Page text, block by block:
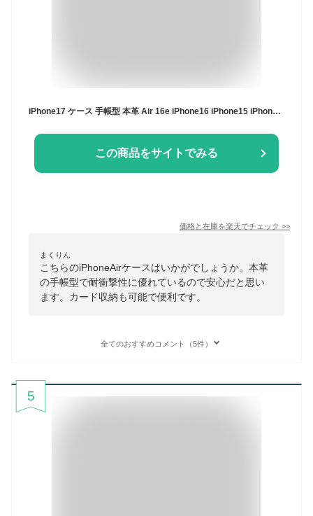
iPhone17 ケース 手帳型 本革 Air 16e iPhone16 iPhone15 iPhone14 iPhoneSE レザー iPhone13 iPhone12 iPhone11 Pro Max Air mini SE3 手帳 アイフォン カバー かっこいい おしゃれ カード収納 シンプル 大人 スマホケース 高級 メンズ レディース HANATORA ハナトラ
この商品をサイトでみる
価格と在庫を楽天でチェック >>
まくりん
こちらのiPhoneAirケースはいかがでしょうか。本革
の手帳型で耐衝撃性に優れているので安心だと思い
ます。カード収納も可能で便利です。
全てのおすすめコメント（5件）
5